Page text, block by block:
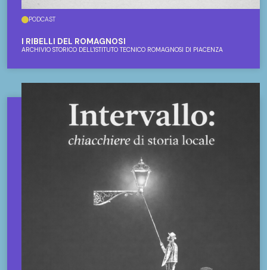
PODCAST
I RIBELLI DEL ROMAGNOSI
ARCHIVIO STORICO DELL'ISTITUTO TECNICO ROMAGNOSI DI PIACENZA